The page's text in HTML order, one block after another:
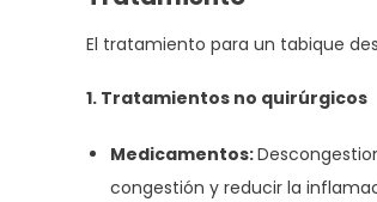
El tratamiento para un tabique
1. Tratamientos no quirúrgicos
Medicamentos:
congestión y reducir la